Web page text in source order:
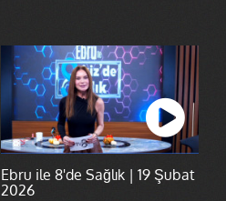
Ebru ile 8'de Sağlık | 19 Şubat
2026